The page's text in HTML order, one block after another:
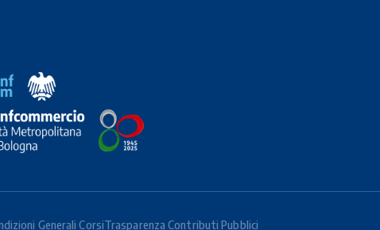
Generali CorsiTrasparenza Contributi Pubblici